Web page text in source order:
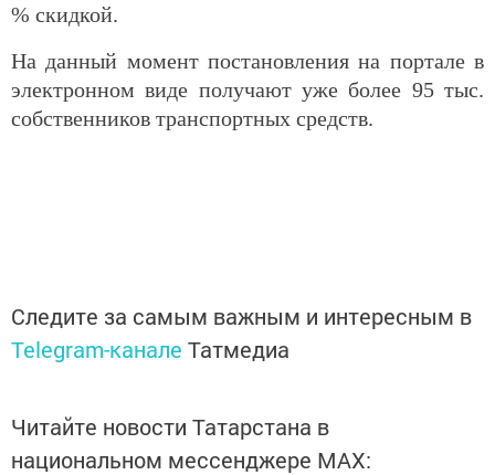
% скидкой.
На данный момент постановления на портале в
электронном виде получают уже более 95 тыс.
собственников транспортных средств.
Следите за самым важным и интересным в
Telegram-канале Татмедиа
Читайте новости Татарстана в
национальном мессенджере MАХ: